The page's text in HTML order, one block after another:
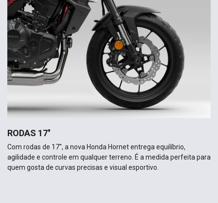
RODAS 17''
Com rodas de 17'', a nova Honda Hornet entrega equilíbrio,
agilidade e controle em qualquer terreno. É a medida perfeita para
quem gosta de curvas precisas e visual esportivo.